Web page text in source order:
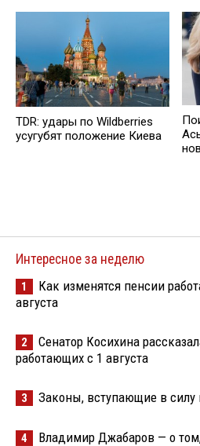
TDR: удары по Wildberries
усугубят положение Киева
Интересное за неделю
1
Как изменятся пенсии
августа
2
Сенатор Косихина
работающих с 1 августа
3 Законы, вступающие в силу
4 Владимир Джабаров — о